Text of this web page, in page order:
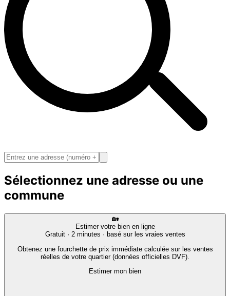
Sélectionnez une adresse ou une
commune
🏡
Estimer votre bien en ligne
Gratuit · 2 minutes · basé sur les vraies ventes
Obtenez une fourchette de prix immédiate calculée sur les ventes
réelles de votre quartier (données officielles DVF).
Estimer mon bien